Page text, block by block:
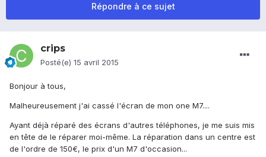
Répondre à ce sujet
crips
Posté(e) 15 avril 2015
Bonjour à tous,
Malheureusement j'ai cassé l'écran de mon one M7....
Ayant déjà réparé des écrans d'autres téléphones, je me suis mis
en tête de le réparer moi-même. La réparation dans un centre est
de l'ordre de 150€, le prix d'un M7 d'occasion...